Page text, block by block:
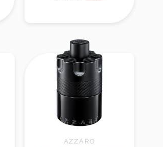
AZZARO